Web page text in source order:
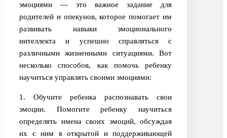
эмоциями — это важное задание для
родителей и опекунов, которое помогает им
развивать навыки эмоционального
интеллекта и успешно справляться с
различными жизненными ситуациями. Вот
несколько способов, как помочь ребенку
научиться управлять своими эмоциями:
1. Обучите ребенка распознавать свои
эмоции. Помогите ребенку научиться
определять имена своих эмоций, обсуждая
их с ним в открытой и поддерживающей